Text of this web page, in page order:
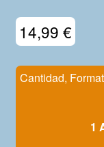
Mi Cuenta
14,99 €
Cantidad,
1